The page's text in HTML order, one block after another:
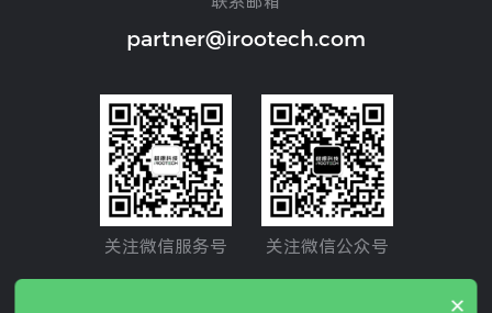
partner@irootech.com
关注微信服务号 关注微信公众号
×